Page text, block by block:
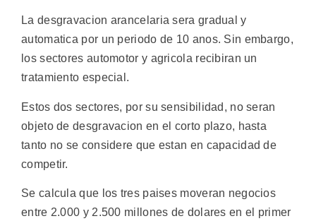
La desgravacion arancelaria sera gradual y
automatica por un periodo de 10 anos. Sin embargo,
los sectores automotor y agricola recibiran un
tratamiento especial.
Estos dos sectores, por su sensibilidad, no seran
objeto de desgravacion en el corto plazo, hasta
tanto no se considere que estan en capacidad de
competir.
Se calcula que los tres paises moveran negocios
entre 2.000 y 2.500 millones de dolares en el primer